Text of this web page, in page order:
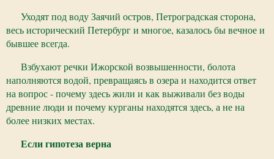
Уходят под воду Заячий остров, Петроградская сторона,
весь исторический Петербург и многое, казалось бы вечное и
бывшее всегда.
Взбухают речки Ижорской возвышенности, болота
наполняются водой, превращаясь в озера и находится ответ
на вопрос - почему здесь жили и как выживали без воды
древние люди и почему курганы находятся здесь, а не на
более низких местах.
Если гипотеза верна